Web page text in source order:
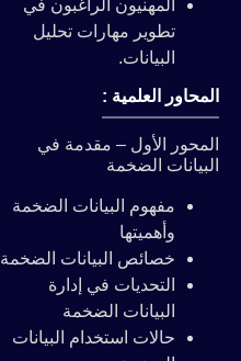
المهنيون الراغبون في
تطوير مهارات تحليل
البيانات.
المحاور العلمية :
المحور الأول – مقدمة في
البيانات الضخمة
مفهوم البيانات الضخمة
وأهميتها
خصائص البيانات الضخمة
التحديات في إدارة
البيانات الضخمة
حالات استخدام البيانات